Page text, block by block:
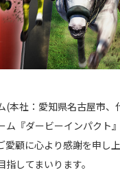
(本社：愛知県名古屋市
ム『ダービーインパクト
愛顧に心より感謝を申し
してまいります。